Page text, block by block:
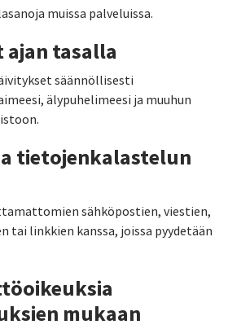
muissa palveluissa.
ajan tasalla
säännöllisesti
älypuhelimeesi ja muuhun
tietojenkalastelun
sähköpostien, viestien,
tai linkkien kanssa, joissa pyydetään
mukaan